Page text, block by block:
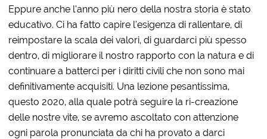
Eppure anche l’anno più nero della nostra storia è stato
educativo. Ci ha fatto capire l’esigenza di rallentare, di
reimpostare la scala dei valori, di guardarci più spesso
dentro, di migliorare il nostro rapporto con la natura e di
continuare a batterci per i diritti civili che non sono mai
definitivamente acquisiti. Una lezione pesantissima,
questo 2020, alla quale potrà seguire la ri-creazione
delle nostre vite, se avremo ascoltato con attenzione
ogni parola pronunciata da chi ha provato a darci